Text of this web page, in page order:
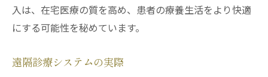
兵庫県尼崎市テクノロジーで変わる在宅医療の
新たな局面
遠隔医療の現状と課題
入は、在宅医療の質を高め、患者の療養生活をより快適
にする可能性を秘めています。
遠隔診療システムの実際